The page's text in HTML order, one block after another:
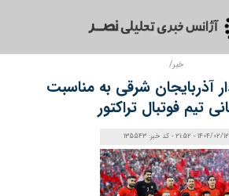
خبر/
آذربایجان شرقی به مناسبت
تیم فوتبال تراکتور
1404/02/12 - 21:52 - کد خبر: 135543